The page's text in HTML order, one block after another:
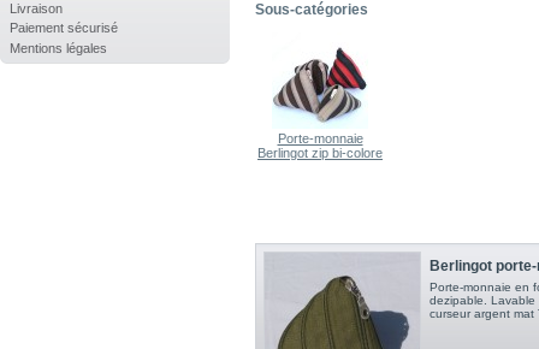
Livraison
Paiement sécurisé
Mentions légales
Sous-catégories
Porte-monnaie
Berlingot zip bi-colore
Berlingot
Porte-monnaie en
dezipable.
curseur argent mat